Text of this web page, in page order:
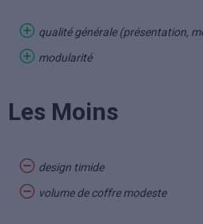
qualité générale (présentation,
modularité
Les Moins
design timide
volume de coffre modeste